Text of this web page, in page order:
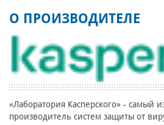
О ПРОИЗВОДИТЕЛЕ
«Лаборатория Касперского» - самый
производитель систем защиты от